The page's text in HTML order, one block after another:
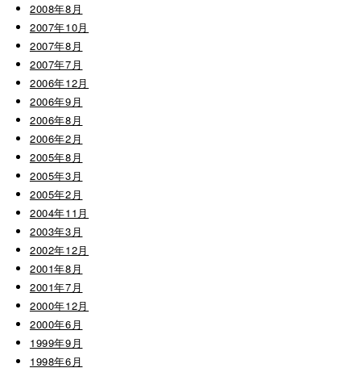
2008年8月
2007年10月
2007年8月
2007年7月
2006年12月
2006年9月
2006年8月
2006年2月
2005年8月
2005年3月
2005年2月
2004年11月
2003年3月
2002年12月
2001年8月
2001年7月
2000年12月
2000年6月
1999年9月
1998年6月